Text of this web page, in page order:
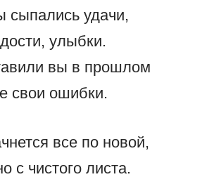
сыпались удачи,
улыбки.
вы в прошлом
свои ошибки.
все по новой,
с чистого листа.